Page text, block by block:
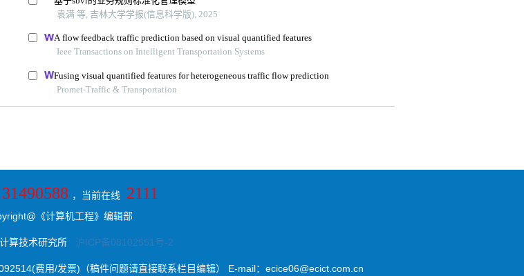
31490588 ，当前在线 2111
《计算机工程》编辑部
算技术研究所 沪ICP备08102551号-2
费用/发票)（稿件问题请直接联系栏目编辑） E-mail：ecice06@ecict.com.cn